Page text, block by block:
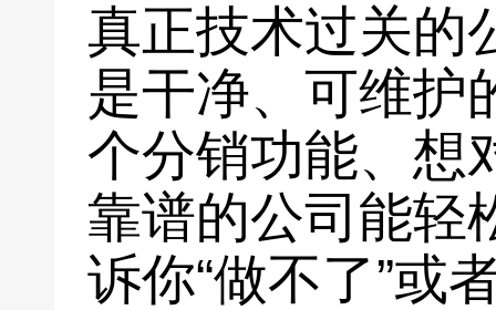
真正技术过关的
是干净、可维护
个分销功能、想
靠谱的公司能轻
诉你“做不了”或